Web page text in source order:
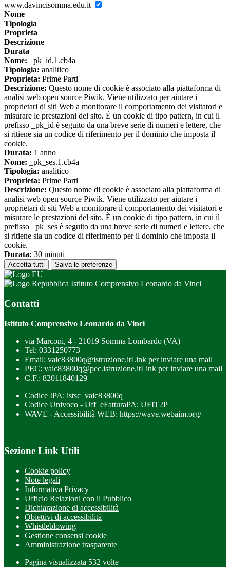
www.davincisomma.edu.it
Nome
Tipologia
Proprieta
Descrizione
Durata
Nome: _pk_id.1.cb4a
Tipologia: analitico
Proprieta: Prime Parti
Descrizione: Questo nome di cookie è associato alla piattaforma di
analisi web open source Piwik. Viene utilizzato per aiutare i
proprietari di siti Web a monitorare il comportamento dei visitatori e
misurare le prestazioni del sito. È un cookie di tipo pattern, in cui il
prefisso _pk_id è seguito da una breve serie di numeri e lettere, che
si ritiene sia un codice di riferimento per il dominio che imposta il
cookie.
Durata: 1 anno
Nome: _pk_ses.1.cb4a
Tipologia: analitico
Proprieta: Prime Parti
Descrizione: Questo nome di cookie è associato alla piattaforma di
analisi web open source Piwik. Viene utilizzato per aiutare i
proprietari di siti Web a monitorare il comportamento dei visitatori e
misurare le prestazioni del sito. È un cookie di tipo pattern, in cui il
prefisso _pk_ses è seguito da una breve serie di numeri e lettere, che
si ritiene sia un codice di riferimento per il dominio che imposta il
cookie.
Durata: 30 minuti
Accetta tutti Salva le preferenze
Istituto Comprensivo Leonardo da Vinci
Contatti
Istituto Comprensivo Leonardo da Vinci
via Marconi, 4 - 21019 Somma Lombardo (VA)
Tel: 0331250773
Email: vaic83800q@istruzione.itLink per inviare una mail
PEC: vaic83800q@pec.istruzione.itLink per inviare una mail
C.F.: 82011840129
Codice IPA: istsc_vaic83800q
Codice Univoco - Uff_eFatturaPA: UFIT2P
WAVE - Accessibilità WEB: https://wave.webaim.org/
Sezione Link Utili
Cookie policy
Note legali
Informativa Privacy
Ufficio Relazioni con il Pubblico
Dichiarazione di accessibilità
Obiettivi di accessibilità
Whistleblowing
Gestione consensi cookie
Amministrazione trasparente
Pagina visualizzata 532 volte